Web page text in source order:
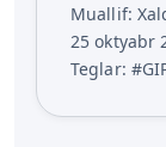
Muallif:
25 oktyabr
Teglar: